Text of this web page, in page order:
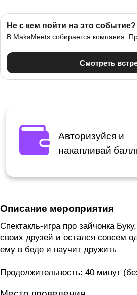
Авторизуйся и
накапливай
Описание мероприятия
Спектакль-игра про зайчонка
своих друзей и остался совсем
ему в беде и научит дружить
Продолжительность: 40 минут